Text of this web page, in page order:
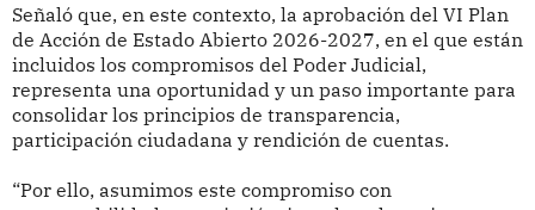
Señaló que, en este contexto, la aprobación del VI Plan
de Acción de Estado Abierto 2026-2027, en el que están
incluidos los compromisos del Poder Judicial,
representa una oportunidad y un paso importante para
consolidar los principios de transparencia,
participación ciudadana y rendición de cuentas.
“Por ello, asumimos este compromiso con